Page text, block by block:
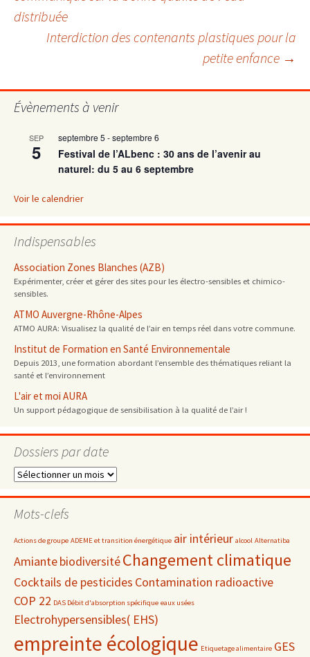
des
distribuée
Interdiction des contenants plastiques pour la
petite enfance →
Évènements à venir
SEP
5
septembre 5 -septembre 6
Festival de l’ALbenc : 30 ans de l’avenir au
naturel: du 5 au 6 septembre
Voir le calendrier
Indispensables
Association Zones Blanches (AZB)
Expérimenter, créer et gérer des sites pour les électro-sensibles et chimico-
sensibles.
ATMO Auvergne-Rhône-Alpes
ATMO AURA: Visualisez la qualité de l’air en temps réel dans votre commune.
Institut de Formation en Santé Environnementale
Depuis 2013, une formation abordant l’ensemble des thématiques reliant la
santé et l’environnement
L'air et moi AURA
Un support pédagogique de sensibilisation à la qualité de l’air !
Dossiers par date
Dossiers
date
Mots-clefs
Actions de groupe ADEME et transition énergétique air intérieur alcool Alternatiba
AmiantebiodiversitéChangement climatique
Cocktails de pesticides Contamination radioactive
COP 22 DAS Débit d'absorption spécifique eaux usées
Electrohypersensibles( EHS)
empreinte écologique Etiquetage alimentaire GES